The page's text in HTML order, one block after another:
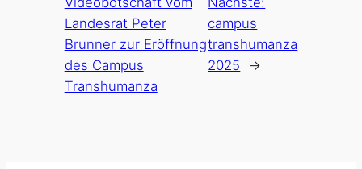
Landesrat Peter
Brunner zur Eröffnung
des Campus
Transhumanza
campus
transhumanza
2025
→